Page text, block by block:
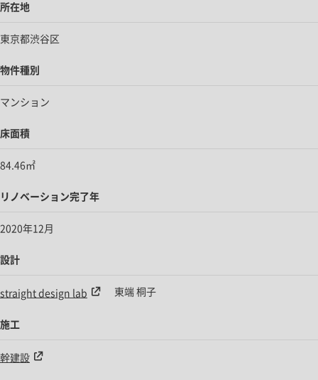
所在地
東京都渋谷区
物件種別
マンション
床面積
84.46㎡
リノベーション完了年
2020年12月
設計
straight design lab 東端 桐子
施工
幹建設